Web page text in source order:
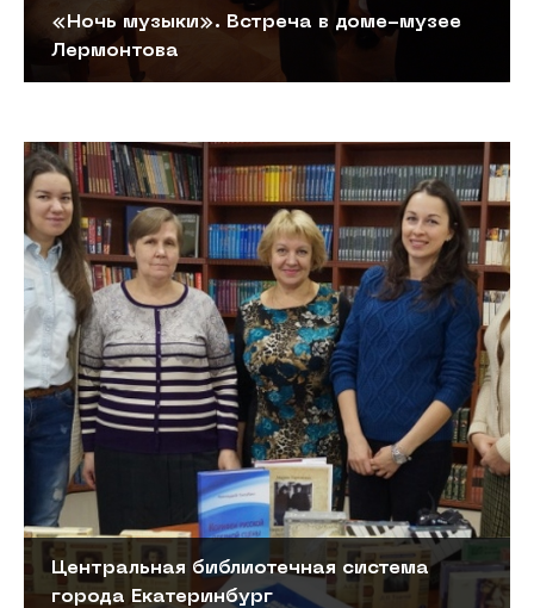
«Ночь музыки». Встреча в доме-музее
Лермонтова
Центральная библиотечная система
города Екатеринбург